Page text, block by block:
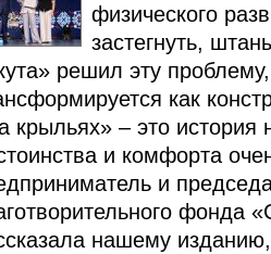
физического
застегнуть,
решил эту
как
крыльях» – это
и комфорта
и
фонда
нашему